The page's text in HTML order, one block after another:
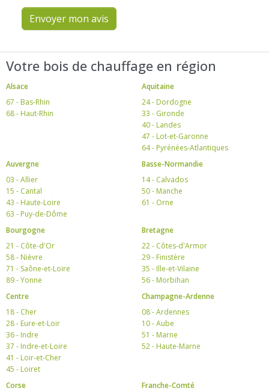
Envoyer mon avis
Votre bois de chauffage en région
Alsace
67 - Bas-Rhin
68 - Haut-Rhin
Aquitaine
24 - Dordogne
33 - Gironde
40 - Landes
47 - Lot-et-Garonne
64 - Pyrénées-Atlantiques
Auvergne
03 - Allier
15 - Cantal
43 - Haute-Loire
63 - Puy-de-Dôme
Basse-Normandie
14 - Calvados
50 - Manche
61 - Orne
Bourgogne
21 - Côte-d'Or
58 - Nièvre
71 - Saône-et-Loire
89 - Yonne
Bretagne
22 - Côtes-d'Armor
29 - Finistère
35 - Ille-et-Vilaine
56 - Morbihan
Centre
18 - Cher
28 - Eure-et-Loir
36 - Indre
37 - Indre-et-Loire
41 - Loir-et-Cher
45 - Loiret
Champagne-Ardenne
08 - Ardennes
10 - Aube
51 - Marne
52 - Haute-Marne
Corse
Franche-Comté